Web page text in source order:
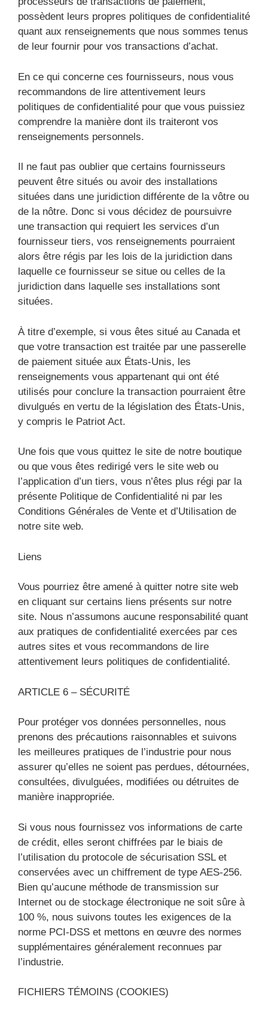
possèdent leurs propres politiques de confidentialité
quant aux renseignements que nous sommes tenus
de leur fournir pour vos transactions d’achat.
En ce qui concerne ces fournisseurs, nous vous
recommandons de lire attentivement leurs
politiques de confidentialité pour que vous puissiez
comprendre la manière dont ils traiteront vos
renseignements personnels.
Il ne faut pas oublier que certains fournisseurs
peuvent être situés ou avoir des installations
situées dans une juridiction différente de la vôtre ou
de la nôtre. Donc si vous décidez de poursuivre
une transaction qui requiert les services d’un
fournisseur tiers, vos renseignements pourraient
alors être régis par les lois de la juridiction dans
laquelle ce fournisseur se situe ou celles de la
juridiction dans laquelle ses installations sont
situées.
À titre d’exemple, si vous êtes situé au Canada et
que votre transaction est traitée par une passerelle
de paiement située aux États-Unis, les
renseignements vous appartenant qui ont été
utilisés pour conclure la transaction pourraient être
divulgués en vertu de la législation des États-Unis,
y compris le Patriot Act.
Une fois que vous quittez le site de notre boutique
ou que vous êtes redirigé vers le site web ou
l’application d’un tiers, vous n’êtes plus régi par la
présente Politique de Confidentialité ni par les
Conditions Générales de Vente et d’Utilisation de
notre site web.
Liens
Vous pourriez être amené à quitter notre site web
en cliquant sur certains liens présents sur notre
site. Nous n’assumons aucune responsabilité quant
aux pratiques de confidentialité exercées par ces
autres sites et vous recommandons de lire
attentivement leurs politiques de confidentialité.
ARTICLE 6 – SÉCURITÉ
Pour protéger vos données personnelles, nous
prenons des précautions raisonnables et suivons
les meilleures pratiques de l’industrie pour nous
assurer qu’elles ne soient pas perdues, détournées,
consultées, divulguées, modifiées ou détruites de
manière inappropriée.
Si vous nous fournissez vos informations de carte
de crédit, elles seront chiffrées par le biais de
l’utilisation du protocole de sécurisation SSL et
conservées avec un chiffrement de type AES-256.
Bien qu’aucune méthode de transmission sur
Internet ou de stockage électronique ne soit sûre à
100 %, nous suivons toutes les exigences de la
norme PCI-DSS et mettons en œuvre des normes
supplémentaires généralement reconnues par
l’industrie.
FICHIERS TÉMOINS (COOKIES)